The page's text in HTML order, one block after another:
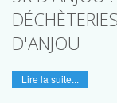
D'ANJOU
Lire la suite...